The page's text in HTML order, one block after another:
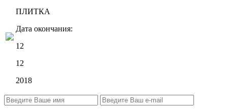
ПЛИТКА
Дата окончания:
12
12
2018